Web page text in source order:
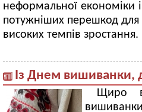
неформальної економіки
потужніших перешкод для
високих темпів зростання.
Із Днем вишиванки,
Щиро